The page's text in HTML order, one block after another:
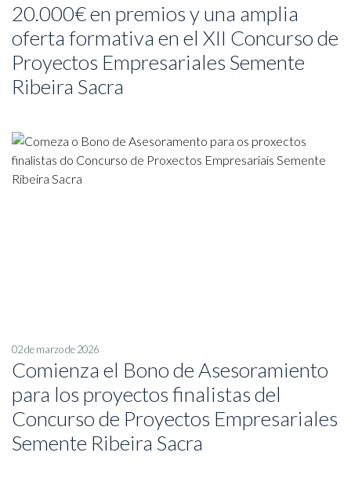
20.000€ en premios y una amplia
oferta formativa en el XII Concurso de
Proyectos Empresariales Semente
Ribeira Sacra
02 de marzo de 2026
Comienza el Bono de Asesoramiento
para los proyectos finalistas del
Concurso de Proyectos Empresariales
Semente Ribeira Sacra